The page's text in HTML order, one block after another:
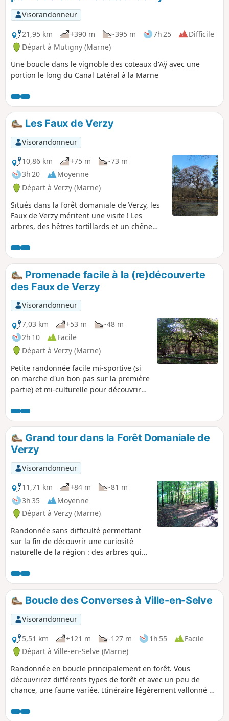
Visorandonneur
21,95 km
+390 m -395 m 7h 25
Difficile
Départ à Mutigny (Marne)
Une boucle dans le vignoble des coteaux d'Aÿ avec une
portion le long du Canal Latéral à la Marne
Les Faux de Verzy
Visorandonneur
10,86 km
+75 m
-73 m
3h 20
Moyenne
Départ à Verzy (Marne)
Situés dans la forêt domaniale de Verzy, les
Faux de Verzy méritent une visite ! Les
arbres, des hêtres tortillards et un chêne
le temps d'une randonnée, un peu de Forêt
de Brocéliande que vous pourrez admirer.
Promenade facile à la (re)découverte
des Faux de Verzy
Visorandonneur
7,03 km
+53 m
-48 m
2h 10
Facile
Départ à Verzy (Marne)
Petite randonnée facile mi-sportive (si
on marche d'un bon pas sur la première
partie) et mi-culturelle pour découvrir
champenoise et une curiosité naturelle
de la région : des arbres qui poussent
de manière tortueuse, les Faux de Verzy.
Grand tour dans la Forêt Domaniale de
Verzy
Visorandonneur
11,71 km
+84 m
-81 m
3h 35
Moyenne
Départ à Verzy (Marne)
Randonnée sans difficulté permettant
sur la fin de découvrir une curiosité
naturelle de la région : des arbres qui
Faux de Verzy.
Boucle des Converses à Ville-en-Selve
Visorandonneur
5,51 km
+121 m -127 m 1h 55
Facile
Départ à Ville-en-Selve (Marne)
Randonnée en boucle principalement en forêt. Vous
découvrirez différents types de forêt et avec un peu de
chance, une faune variée. Itinéraire légèrement vallonné et